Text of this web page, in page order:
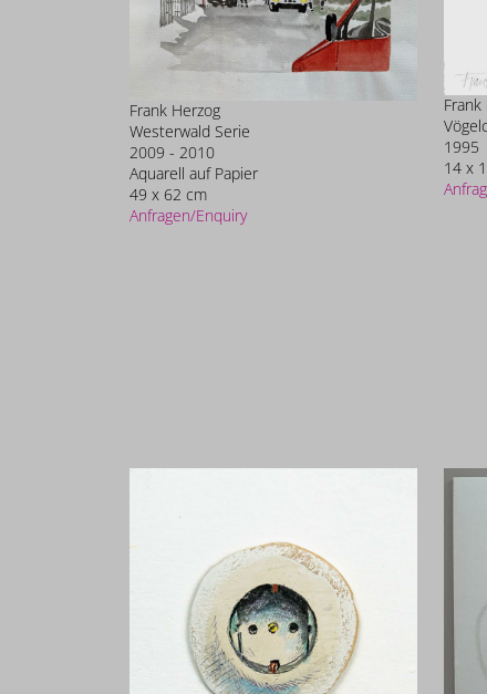
Frank Herzog
Westerwald Serie
2009 - 2010
Aquarell auf Papier
49 x 62 cm
Anfragen/Enquiry
Frank
1995
14 x